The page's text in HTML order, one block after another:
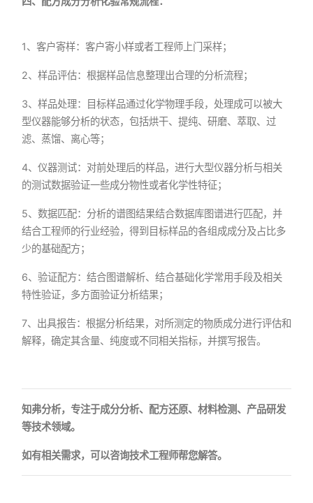
1、客户寄样：客户寄小样或者工程师上门采样；
2、样品评估：根据样品信息整理出合理的分析流程；
3、样品处理：目标样品通过化学物理手段，处理成可以被大
型仪器能够分析的状态，包括烘干、提纯、研磨、萃取、过
滤、蒸馏、离心等；
4、仪器测试：对前处理后的样品，进行大型仪器分析与相关
的测试数据验证一些成分物性或者化学性特征；
5、数据匹配：分析的谱图结果结合数据库图谱进行匹配，并
结合工程师的行业经验，得到目标样品的各组成成分及占比多
少的基础配方；
6、验证配方：结合图谱解析、结合基础化学常用手段及相关
特性验证，多方面验证分析结果；
7、出具报告：根据分析结果，对所测定的物质成分进行评估和
解释，确定其含量、纯度或不同相关指标，并撰写报告。
知弗分析，专注于成分分析、配方还原、材料检测、产品研发
等技术领域。
如有相关需求，可以咨询技术工程师帮您解答。